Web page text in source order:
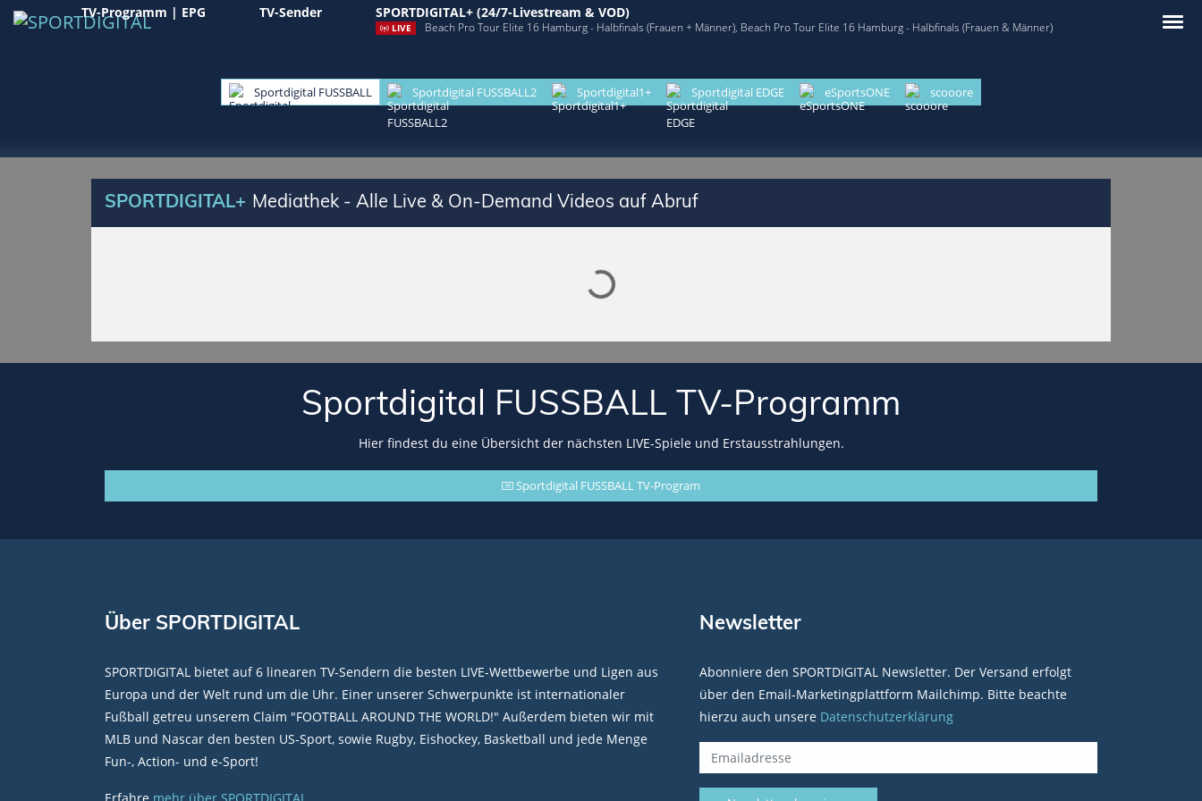
TV-Programm | EPG TV-Sender SPORTDIGITAL+ (24/7-Livestream & VOD)
LIVE Beach Pro Tour Elite 16 Hamburg - Halbfinals (Frauen + Männer), Beach Pro Tour Elite 16 Hamburg - Halbfinals (Frauen & Männer)
Sportdigital FUSSBALL Sportdigital FUSSBALL2 Sportdigital1+ Sportdigital EDGE eSportsONE scooore
SPORTDIGITAL+ Mediathek - Alle Live & On-Demand Videos auf Abruf
Lade SPORTDIGITAL+ Mediathek
Sportdigital FUSSBALL TV-Programm
Hier findest du eine Übersicht der nächsten LIVE-Spiele und Erstausstrahlungen.
Sportdigital FUSSBALL TV-Program
Über SPORTDIGITAL
SPORTDIGITAL bietet auf 6 linearen TV-Sendern die besten LIVE-Wettbewerbe und Ligen aus
Europa und der Welt rund um die Uhr. Einer unserer Schwerpunkte ist internationaler
Fußball getreu unserem Claim "FOOTBALL AROUND THE WORLD!" Außerdem bieten wir mit
MLB und Nascar den besten US-Sport, sowie Rugby, Eishockey, Basketball und jede Menge
Fun-, Action- und e-Sport!
Newsletter
Abonniere den SPORTDIGITAL Newsletter. Der Versand erfolgt
über den Email-Marketingplattform Mailchimp. Bitte beachte
hierzu auch unsere Datenschutzerklärung